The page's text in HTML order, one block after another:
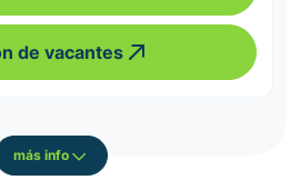
de vacantes
más info